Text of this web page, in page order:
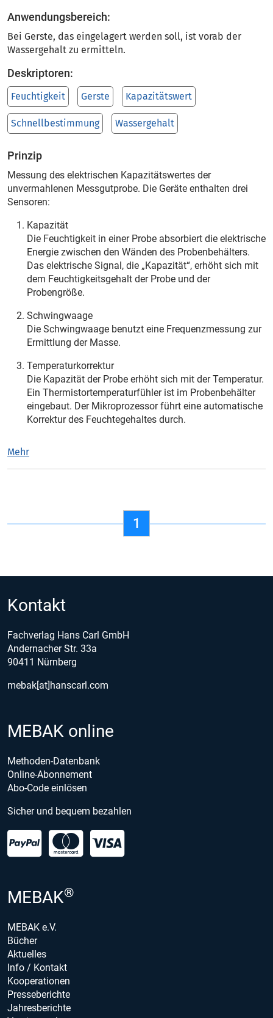
Anwendungsbereich:
Bei Gerste, das eingelagert werden soll, ist vorab der
Wassergehalt zu ermitteln.
Deskriptoren:
Feuchtigkeit Gerste Kapazitätswert
Schnellbestimmung Wassergehalt
Prinzip
Messung des elektrischen Kapazitätswertes der
unvermahlenen Messgutprobe. Die Geräte enthalten drei
Sensoren:
Kapazität
Die Feuchtigkeit in einer Probe absorbiert die elektrische
Energie zwischen den Wänden des Probenbehälters.
Das elektrische Signal, die „Kapazität“, erhöht sich mit
dem Feuchtigkeitsgehalt der Probe und der
Probengröße.
Schwingwaage
Die Schwingwaage benutzt eine Frequenzmessung zur
Ermittlung der Masse.
Temperaturkorrektur
Die Kapazität der Probe erhöht sich mit der Temperatur.
Ein Thermistortemperaturfühler ist im Probenbehälter
eingebaut. Der Mikroprozessor führt eine automatische
Korrektur des Feuchtegehaltes durch.
Mehr
1
Kontakt
Fachverlag Hans Carl GmbH
Andernacher Str. 33a
90411 Nürnberg
mebak[at]hanscarl.com
MEBAK online
Methoden-Datenbank
Online-Abonnement
Abo-Code einlösen
Sicher und bequem bezahlen
MEBAK®
MEBAK e.V.
Bücher
Aktuelles
Info / Kontakt
Kooperationen
Presseberichte
Jahresberichte